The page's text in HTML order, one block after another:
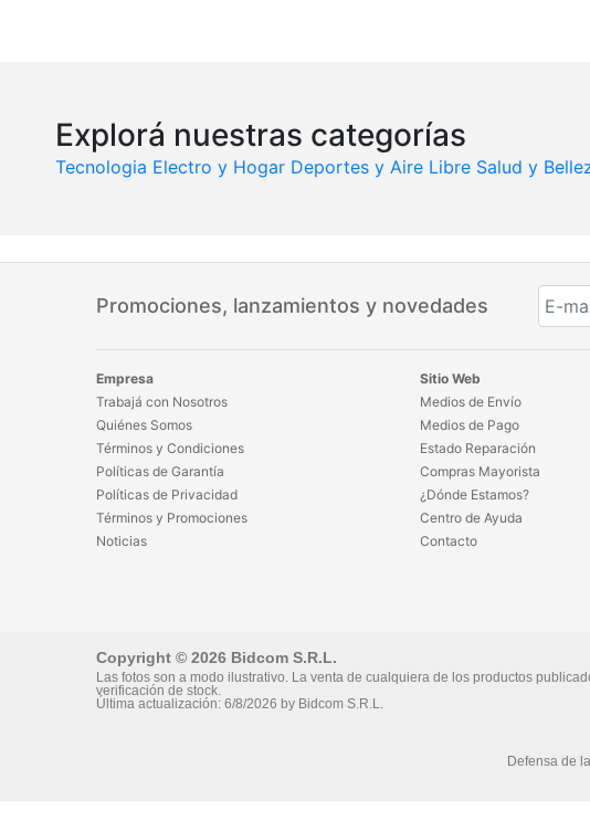
Explorá nuestras categorías
Tecnologia Electro y Hogar Deportes y Aire Libre Salud y
Promociones, lanzamientos y novedades
Empresa
Trabajá con Nosotros
Quiénes Somos
Términos y Condiciones
Políticas de Garantía
Políticas de Privacidad
Términos y Promociones
Noticias
Sitio Web
Medios de Envío
Medios de Pago
Estado Reparación
Compras Mayorista
¿Dónde Estamos?
Centro de Ayuda
Contacto
Copyright © 2026 Bidcom S.R.L.
Las fotos son a modo ilustrativo. La venta de cualquiera de los productos
verificación de stock.
Última actualización: 6/8/2026 by Bidcom S.R.L.
Defensa de